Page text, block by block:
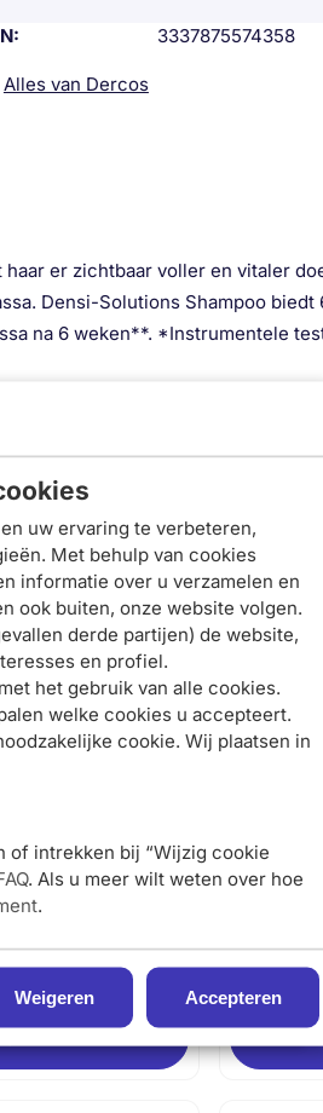
uw ervaring te verbeteren,
Met behulp van cookies
informatie over u verzamelen en
ook buiten, onze website volgen.
derde partijen) de website,
en profiel.
het gebruik van alle cookies.
welke cookies u accepteert.
cookie. Wij plaatsen in
of intrekken bij “Wijzig cookie
. Als u meer wilt weten over hoe
.
Weigeren Accepteren
op je
3337875574358
Alles van Dercos
er zichtbaar voller en vitaler
Densi-Solutions Shampoo
na 6 weken**. *Instrumentele
de ogen onmiddellijk spoelen.
Shampoo 250ml
Shampoo
voor 17,05
Vichy